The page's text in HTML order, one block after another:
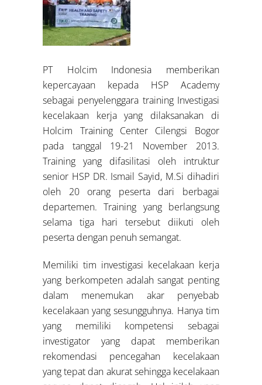
PT Holcim Indonesia memberikan
kepercayaan kepada HSP Academy
sebagai penyelenggara training Investigasi
kecelakaan kerja yang dilaksanakan di
Holcim Training Center Cilengsi Bogor
pada tanggal 19-21 November 2013.
Training yang difasilitasi oleh intruktur
senior HSP DR. Ismail Sayid, M.Si dihadiri
oleh 20 orang peserta dari berbagai
departemen. Training yang berlangsung
selama tiga hari tersebut diikuti oleh
peserta dengan penuh semangat.
Memiliki tim investigasi kecelakaan kerja
yang berkompeten adalah sangat penting
dalam menemukan akar penyebab
kecelakaan yang sesungguhnya. Hanya tim
yang memiliki kompetensi sebagai
investigator yang dapat memberikan
rekomendasi pencegahan kecelakaan
yang tepat dan akurat sehingga kecelakaan